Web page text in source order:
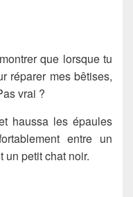
que lorsque tu
réparer mes bêtises,
vrai ?
haussa les épaules
entre un
un petit chat noir.